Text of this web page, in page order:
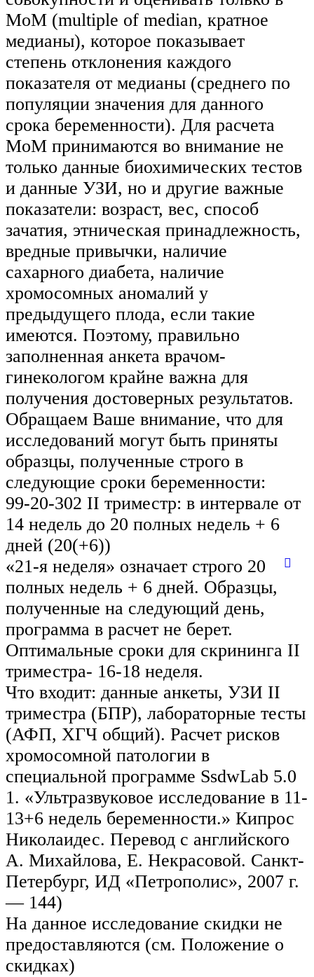
MoM (multiple of median, кратное
медианы), которое показывает
степень отклонения каждого
показателя от медианы (среднего по
популяции значения для данного
срока беременности). Для расчета
MoM принимаются во внимание не
только данные биохимических тестов
и данные УЗИ, но и другие важные
показатели: возраст, вес, способ
зачатия, этническая принадлежность,
вредные привычки, наличие
сахарного диабета, наличие
хромосомных аномалий у
предыдущего плода, если такие
имеются. Поэтому, правильно
заполненная анкета врачом-
гинекологом крайне важна для
получения достоверных результатов.
Обращаем Ваше внимание, что для
исследований могут быть приняты
образцы, полученные строго в
следующие сроки беременности:
99-20-302 II триместр: в интервале от
14 недель до 20 полных недель + 6
дней (20(+6))
«21-я неделя» означает строго 20
полных недель + 6 дней. Образцы,
полученные на следующий день,
программа в расчет не берет.
Оптимальные сроки для скрининга II
триместра- 16-18 неделя.
Что входит: данные анкеты, УЗИ II
триместра (БПР), лабораторные тесты
(АФП, ХГЧ общий). Расчет рисков
хромосомной патологии в
специальной программе SsdwLab 5.0
1. «Ультразвуковое исследование в 11-
13+6 недель беременности.» Кипрос
Николаидес. Перевод с английского
А. Михайлова, Е. Некрасовой. Санкт-
Петербург, ИД «Петрополис», 2007 г.
— 144)
На данное исследование скидки не
предоставляются (см. Положение о
скидках)